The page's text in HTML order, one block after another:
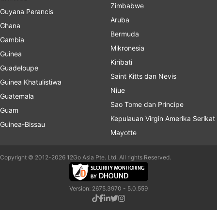
Guyana Perancis
Ghana
Gambia
Guinea
Guadeloupe
Guinea Khatulistiwa
Guatemala
Guam
Guinea-Bissau
Zimbabwe
Aruba
Bermuda
Mikronesia
Kiribati
Saint Kitts dan Nevis
Niue
Sao Tome dan Principe
Kepulauan Virgin Amerika Serikat
Mayotte
Copyright © 2012-2026 12Go Asia Pte. Ltd. All rights Reserved.
Version: 2675.3970 - 5.0.559